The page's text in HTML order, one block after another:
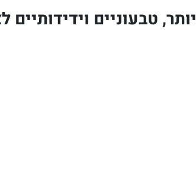
טבעוניים וידידותיים